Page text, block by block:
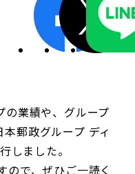
の業績や、グループ
郵政グループ ディ
しました。
で、ぜひご一読く